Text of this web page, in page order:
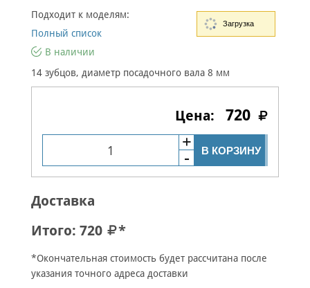
Подходит к моделям:
Полный список
В наличии
14 зубцов, диаметр посадочного вала 8 мм
720
В КОРЗИНУ
Доставка
Итого: 720 *
*Окончательная стоимость будет рассчитана после
указания точного адреса доставки
Загрузка